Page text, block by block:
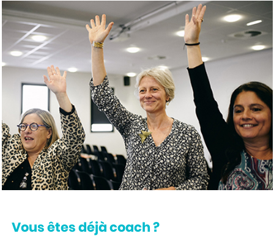
Vous êtes déjà coach ?